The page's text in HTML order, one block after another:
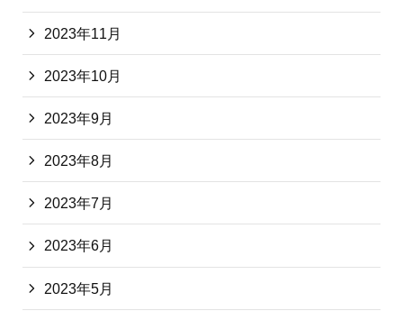
2023年11月
2023年10月
2023年9月
2023年8月
2023年7月
2023年6月
2023年5月